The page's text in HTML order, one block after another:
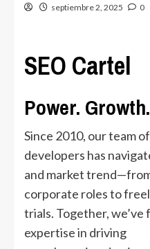
septiembre 2, 2025 0
SEO Cartel
Power.
Since 2010, our team
developers has
and market
corporate roles to
trials. Together,
expertise in driving